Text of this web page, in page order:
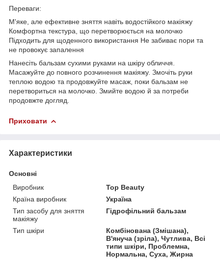
Переваги:
М'яке, але ефективне зняття навіть водостійкого макіяжу
Комфортна текстура, що перетворюється на молочко
Підходить для щоденного використання Не забиває пори та
не провокує запалення
Нанесіть бальзам сухими руками на шкіру обличчя.
Масажуйте до повного розчинення макіяжу. Змочіть руки
теплою водою та продовжуйте масаж, поки бальзам не
перетвориться на молочко. Змийте водою й за потреби
продовжте догляд.
Приховати
Характеристики
Основні
Виробник
Top Beauty
Країна виробник
Україна
Тип засобу для зняття
макіяжу
Гідрофільний бальзам
Тип шкіри
Комбінована (Змішана),
В'януча (зріла), Чутлива, Всі
типи шкіри, Проблемна,
Нормальна, Суха, Жирна